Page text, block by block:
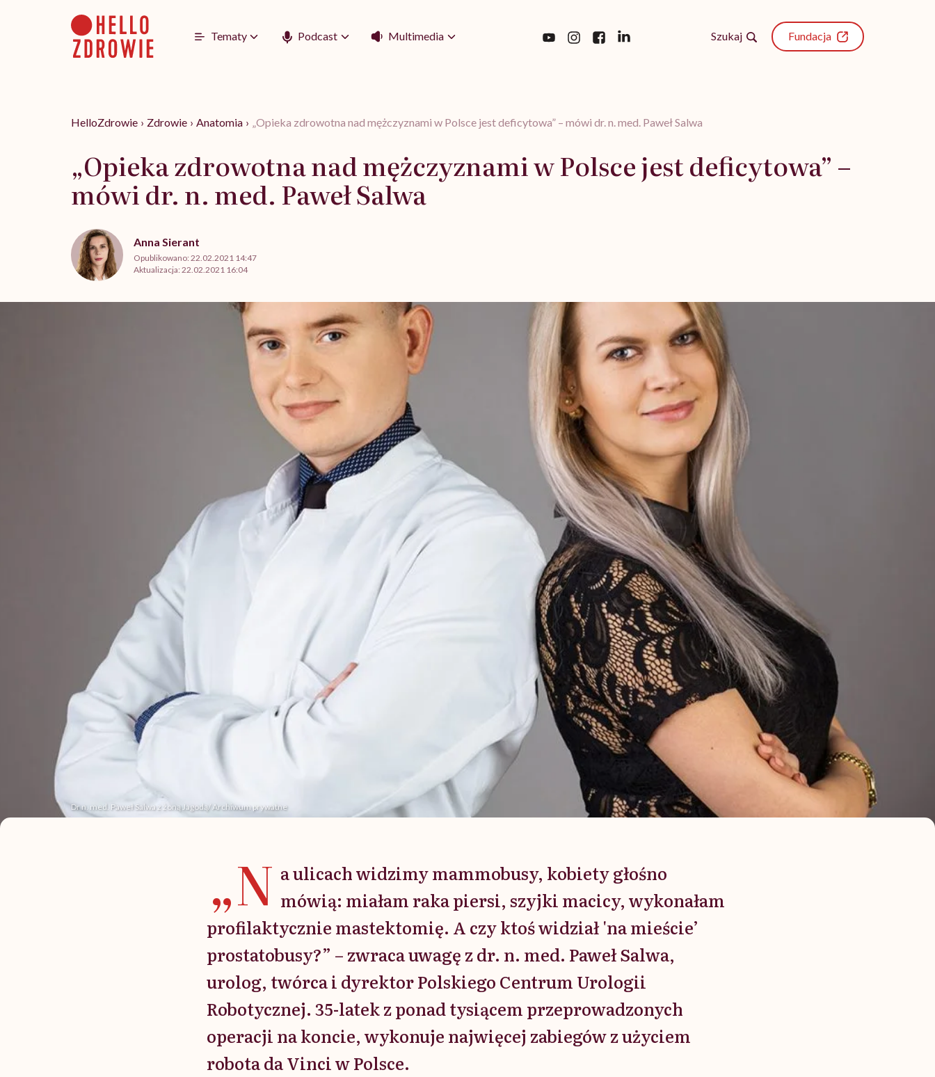
Tematy Podcast Multimedia Szukaj Fundacja
HelloZdrowie › Zdrowie › Anatomia › „Opieka zdrowotna nad mężczyznami w Polsce jest deficytowa” – mówi dr. n. med. Paweł Salwa
„Opieka zdrowotna nad mężczyznami w Polsce jest deficytowa” –
mówi dr. n. med. Paweł Salwa
Anna Sierant
Opublikowano:22.02.2021 14:47
Aktualizacja:22.02.2021 16:04
Dr n. med. Paweł Salwa z żoną Jagodą/ Archiwum prywatne
„N a ulicach widzimy mammobusy, kobiety głośno
mówią: miałam raka piersi, szyjki macicy, wykonałam
profilaktycznie mastektomię. A czy ktoś widział 'na mieście’
prostatobusy?” – zwraca uwagę z dr. n. med. Paweł Salwa,
urolog, twórca i dyrektor Polskiego Centrum Urologii
Robotycznej. 35-latek z ponad tysiącem przeprowadzonych
operacji na koncie, wykonuje najwięcej zabiegów z użyciem
robota da Vinci w Polsce.